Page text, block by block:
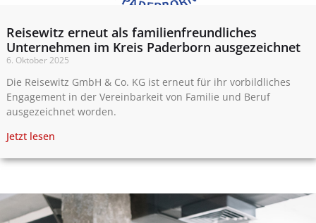
Reisewitz erneut als familienfreundliches
Unternehmen im Kreis Paderborn ausgezeichnet
6. Oktober 2025
Die Reisewitz GmbH & Co. KG ist erneut für ihr vorbildliches
Engagement in der Vereinbarkeit von Familie und Beruf
ausgezeichnet worden.
Jetzt lesen